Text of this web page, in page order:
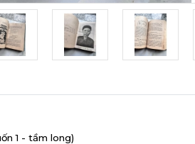
1 - tầm long)